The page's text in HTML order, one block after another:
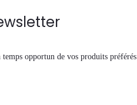
temps opportun de vos produits préférés